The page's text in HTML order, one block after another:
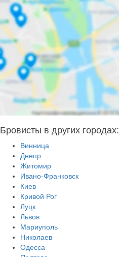
Бровисты в других городах:
Винница
Днепр
Житомир
Ивано-Франковск
Киев
Кривой Рог
Луцк
Львов
Мариуполь
Николаев
Одесса